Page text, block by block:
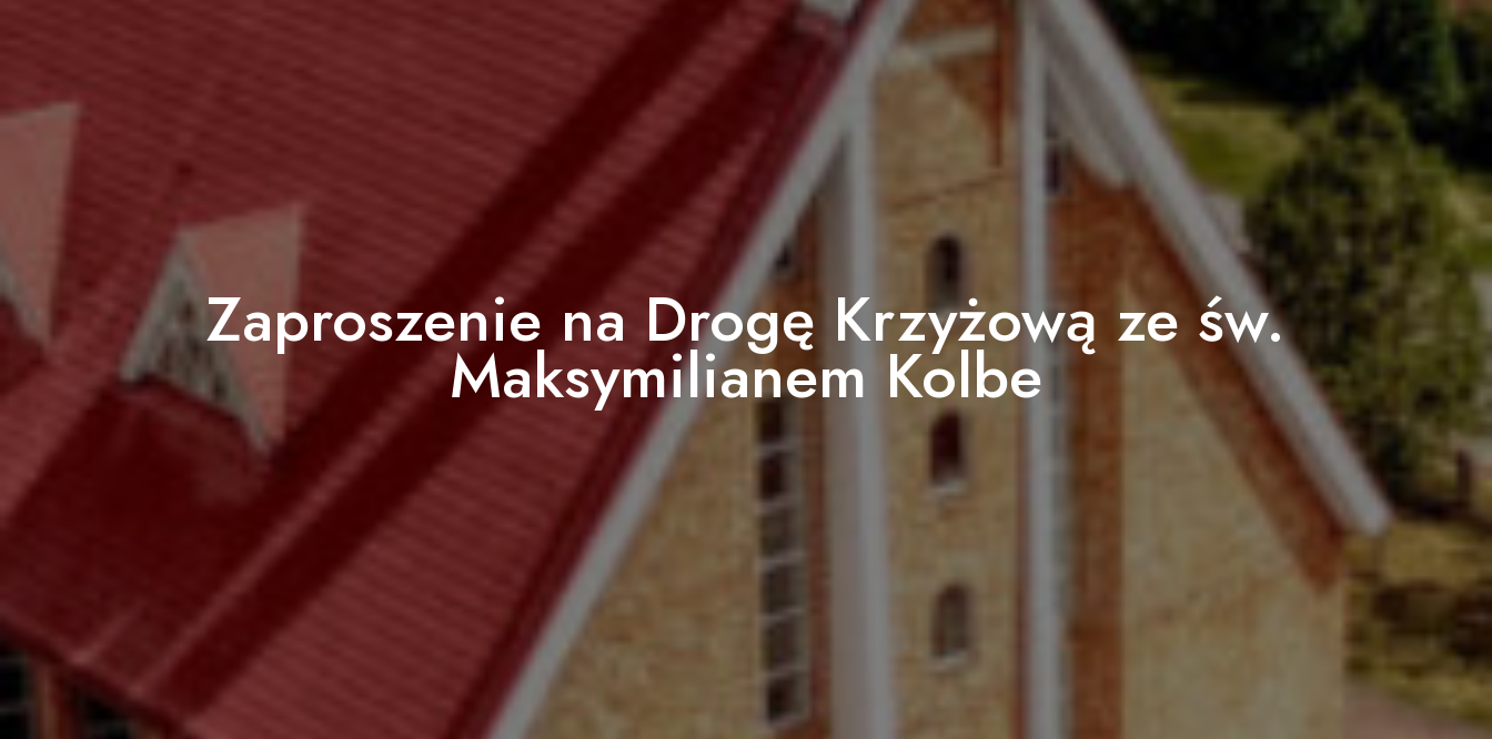
Zaproszenie na Drogę Krzyżową ze św.
Maksymilianem Kolbe